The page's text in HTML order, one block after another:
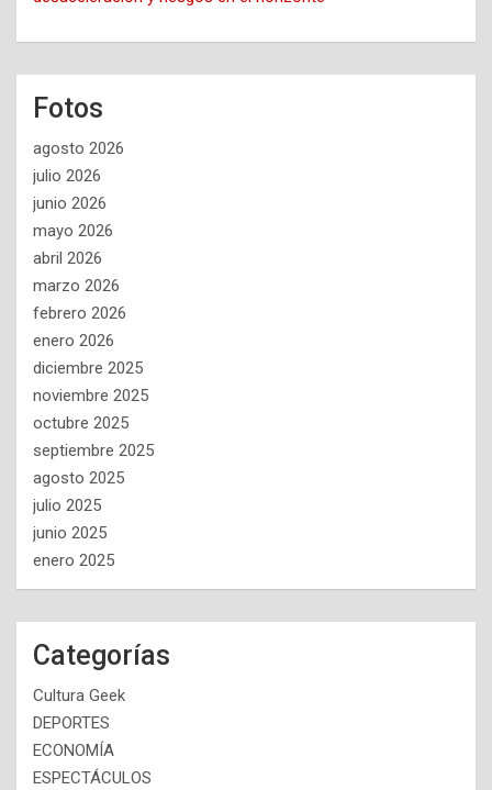
Fotos
agosto 2026
julio 2026
junio 2026
mayo 2026
abril 2026
marzo 2026
febrero 2026
enero 2026
diciembre 2025
noviembre 2025
octubre 2025
septiembre 2025
agosto 2025
julio 2025
junio 2025
enero 2025
Categorías
Cultura Geek
DEPORTES
ECONOMÍA
ESPECTÁCULOS